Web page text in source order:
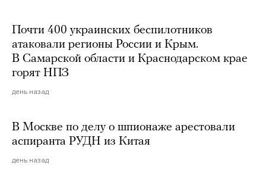
Почти 400 украинских беспилотников
атаковали регионы России и Крым.
В Самарской области и Краснодарском крае
горят НПЗ
день назад
В Москве по делу о шпионаже арестовали
аспиранта РУДН из Китая
день назад